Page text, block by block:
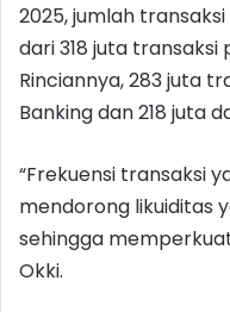
2025, jumlah
dari 318 juta
Rinciannya, 283 juta
Banking dan 218 juta
“Frekuensi transaksi
mendorong likuiditas
sehingga
Okki.